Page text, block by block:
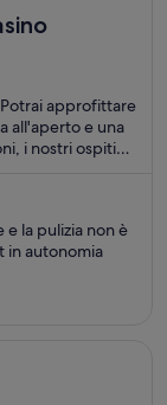
Potrai approfittare
all'aperto e una
i nostri ospiti
Hotel e
la pulizia non è
in autonomia